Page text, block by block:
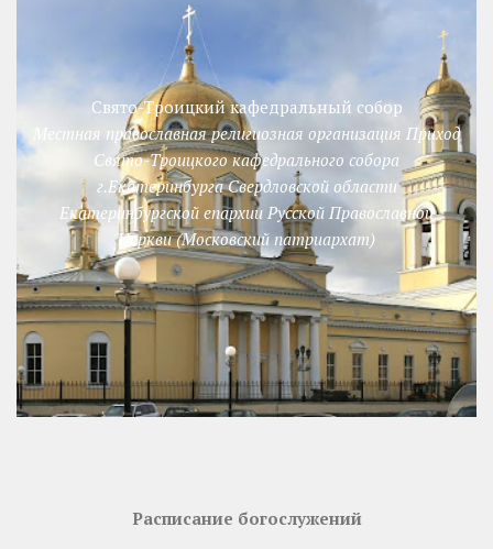
Свято-Троицкий кафедральный собор
Местная православная религиозная организация Приход
Свято-Троицкого кафедрального собора
г.Екатеринбурга Свердловской области
Екатеринбургской епархии Русской Православной
Церкви (Московский патриархат)
Расписание богослужений